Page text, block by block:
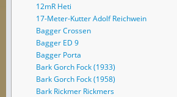
12mR Heti
17-Meter-Kutter Adolf Reichwein
Bagger Crossen
Bagger ED 9
Bagger Porta
Bark Gorch Fock (1933)
Bark Gorch Fock (1958)
Bark Rickmer Rickmers